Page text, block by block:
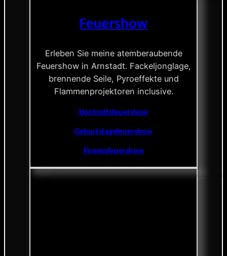
Feuershow
Erleben Sie meine atemberaubende
Feuershow in Arnstadt. Fackeljonglage,
brennende Seile, Pyroeffekte und
Flammenprojektoren inclusive.
Hochzeitsfeuershow
Geburtstagsfeuershow
Firmenfeuershow